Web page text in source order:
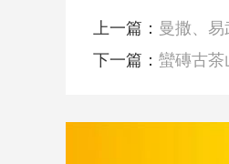
上一篇： 曼撒、
下一篇： 蠻磚古茶